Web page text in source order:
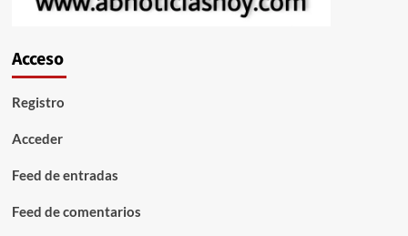
Acceso
Registro
Acceder
Feed de entradas
Feed de comentarios